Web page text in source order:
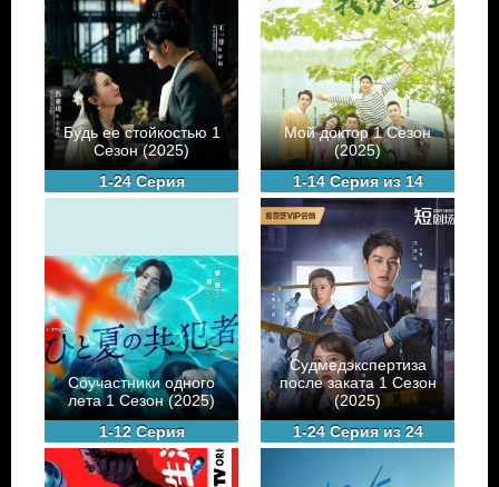
Будь ее стойкостью 1
Сезон (2025)
1-24 Серия
Мой доктор 1 Сезон
(2025)
1-14 Серия из 14
Соучастники одного
лета 1 Сезон (2025)
1-12 Серия
Судмедэкспертиза
после заката 1 Сезон
(2025)
1-24 Серия из 24